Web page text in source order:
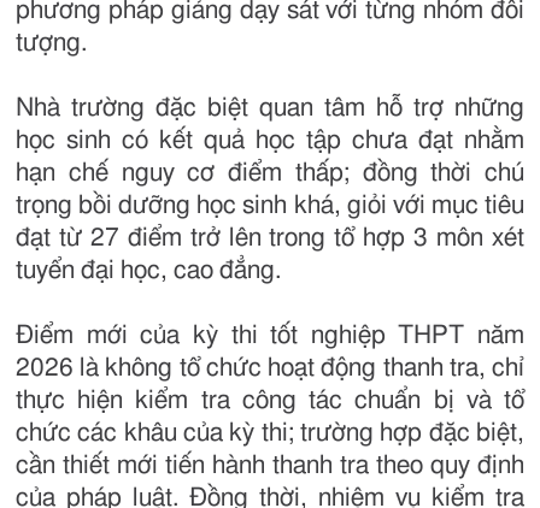
phương pháp giảng dạy sát với từng nhóm đối
tượng.
Nhà trường đặc biệt quan tâm hỗ trợ những
học sinh có kết quả học tập chưa đạt nhằm
hạn chế nguy cơ điểm thấp; đồng thời chú
trọng bồi dưỡng học sinh khá, giỏi với mục tiêu
đạt từ 27 điểm trở lên trong tổ hợp 3 môn xét
tuyển đại học, cao đẳng.
Điểm mới của kỳ thi tốt nghiệp THPT năm
2026 là không tổ chức hoạt động thanh tra, chỉ
thực hiện kiểm tra công tác chuẩn bị và tổ
chức các khâu của kỳ thi; trường hợp đặc biệt,
cần thiết mới tiến hành thanh tra theo quy định
của pháp luật. Đồng thời, nhiệm vụ kiểm tra